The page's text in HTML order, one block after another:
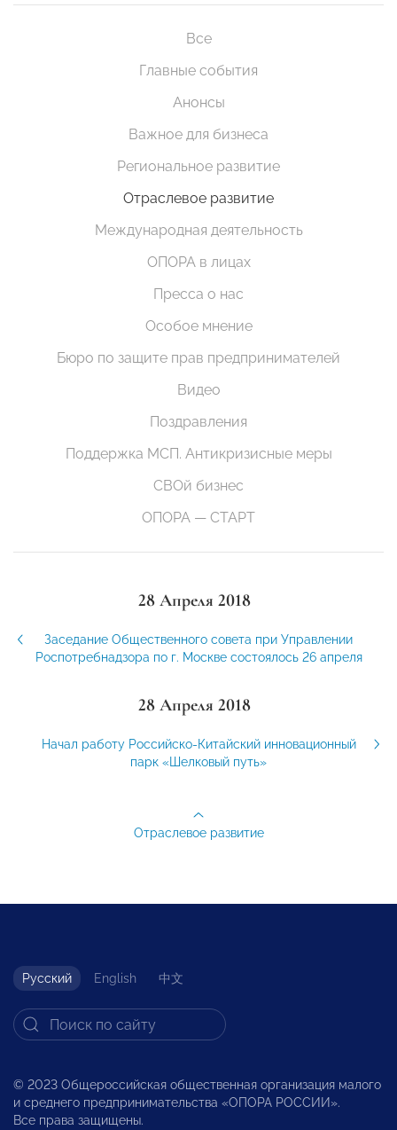
Все
Главные события
Анонсы
Важное для бизнеса
Региональное развитие
Отраслевое развитие
Международная деятельность
ОПОРА в лицах
Пресса о нас
Особое мнение
Бюро по защите прав предпринимателей
Видео
Поздравления
Поддержка МСП. Антикризисные меры
СВОй бизнес
ОПОРА — СТАРТ
28 Апреля 2018
Заседание Общественного совета при Управлении
Роспотребнадзора по г. Москве состоялось 26 апреля
28 Апреля 2018
Начал работу Российско-Китайский инновационный
парк «Шелковый путь»
Отраслевое развитие
Русский English 中文
© 2023 Общероссийская общественная организация малого
и среднего предпринимательства «ОПОРА РОССИИ».
Все права защищены.